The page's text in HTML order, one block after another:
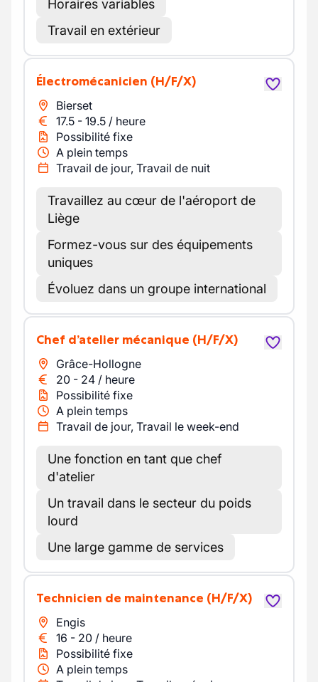
Horaires variables
Travail en extérieur
Électromécanicien (H/F/X)
Bierset
17.5 - 19.5 / heure
Possibilité fixe
A plein temps
Travail de jour, Travail de nuit
Travaillez au cœur de l'aéroport de
Liège
Formez-vous sur des équipements
uniques
Évoluez dans un groupe international
Chef d’atelier mécanique (H/F/X)
Grâce-Hollogne
20 - 24 / heure
Possibilité fixe
A plein temps
Travail de jour, Travail le week-end
Une fonction en tant que chef
d'atelier
Un travail dans le secteur du poids
lourd
Une large gamme de services
Technicien de maintenance (H/F/X)
Engis
16 - 20 / heure
Possibilité fixe
A plein temps